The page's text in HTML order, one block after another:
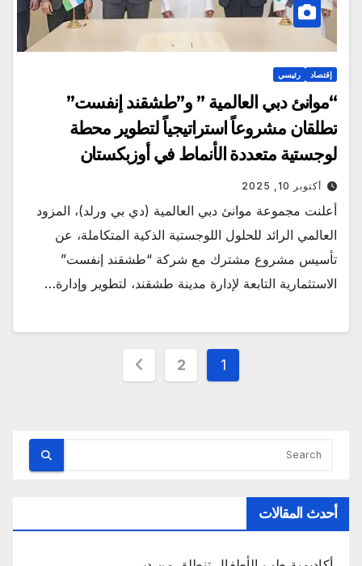
إقتصاد رئيسي
“موانئ دبي العالمية ” و”طشقند إنفست”
تطلقان مشروعاً استراتيجياً لتطوير محطة
لوجستية متعددة الأنماط في أوزبكستان
أكتوبر 10, 2025
أعلنت مجموعة موانئ دبي العالمية (دي بي ورلد)، المزود
العالمي الرائد للحلول اللوجستية الذكية المتكاملة، عن
تأسيس مشروع مشترك مع شركة “طشقند إنفست”
الاستثمارية التابعة لإدارة مدينة طشقند، لتطوير وإدارة…
تعدد
1
2
أحدث المقالات